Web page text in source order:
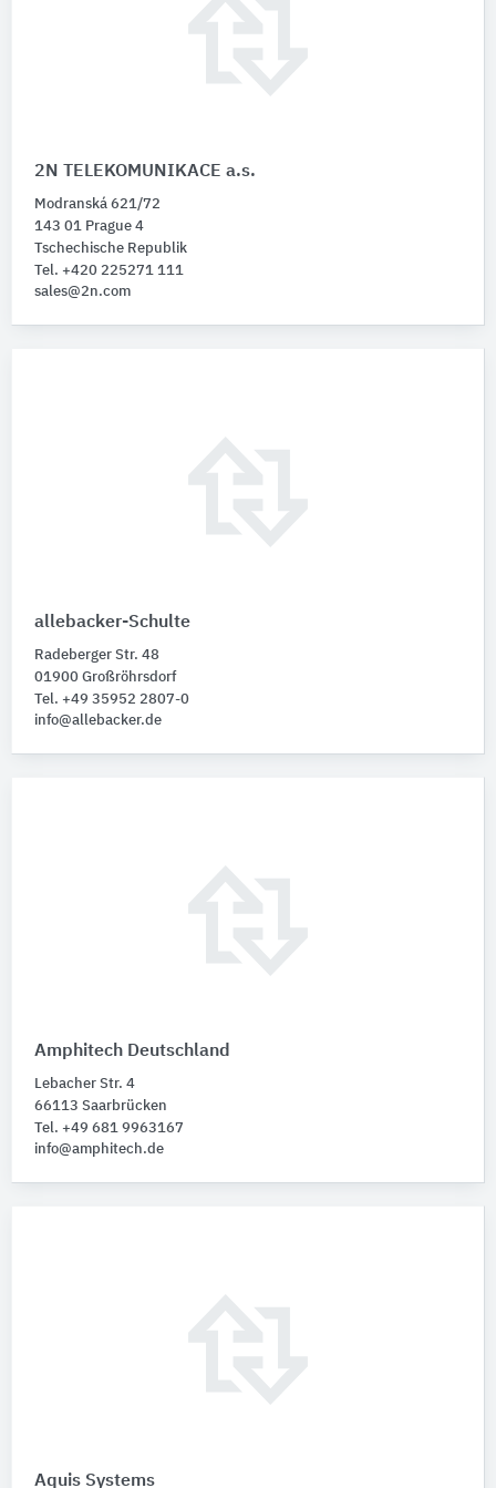
2N TELEKOMUNIKACE a.s.
Modranská 621/72
143 01 Prague 4
Tschechische Republik
Tel. +420 225271 111
sales@2n.com
allebacker-Schulte
Radeberger Str. 48
01900 Großröhrsdorf
Tel. +49 35952 2807-0
info@allebacker.de
Amphitech Deutschland
Lebacher Str. 4
66113 Saarbrücken
Tel. +49 681 9963167
info@amphitech.de
Aquis Systems